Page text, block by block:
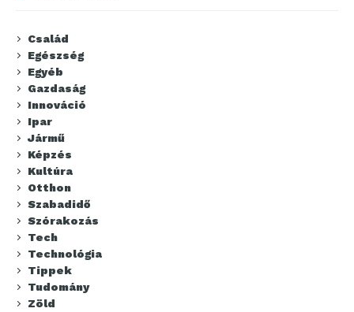
Család
Egészség
Egyéb
Gazdaság
Innováció
Ipar
Jármű
Képzés
Kultúra
Otthon
Szabadidő
Szórakozás
Tech
Technológia
Tippek
Tudomány
Zöld